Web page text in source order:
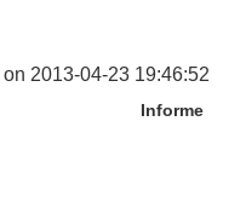
on 2013-04-23 19:46:52
Informe